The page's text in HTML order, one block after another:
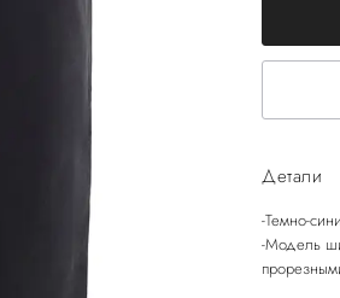
Детали
-Темно-
-Модель